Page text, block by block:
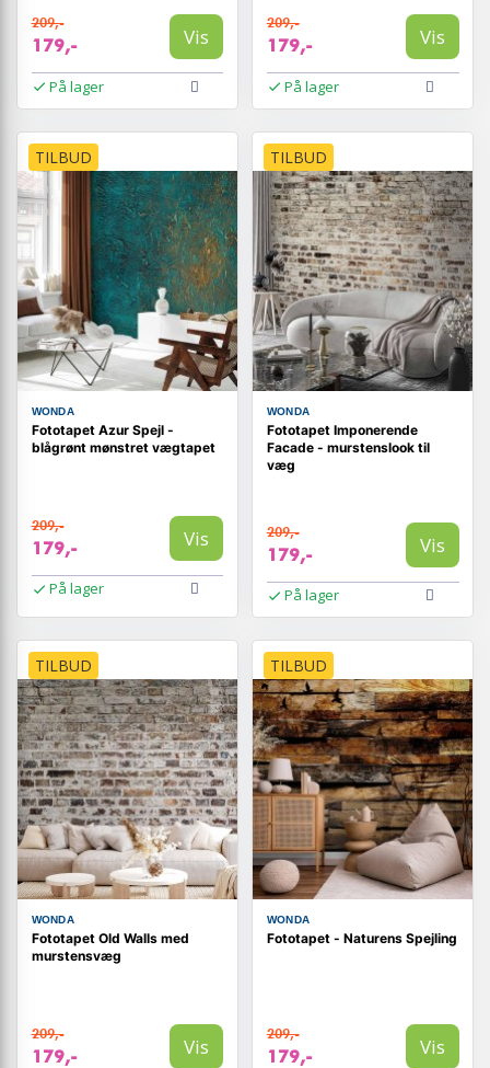
209,-
179,- Vis
På lager
209,-
179,- Vis
På lager
TILBUD
WONDA
Fototapet Azur Spejl -
blågrønt mønstret vægtapet
209,-
179,- Vis
På lager
TILBUD
WONDA
Fototapet Imponerende
Facade - murstenslook til
væg
209,-
179,- Vis
På lager
TILBUD
WONDA
Fototapet Old Walls med
murstensvæg
209,-
179,- Vis
TILBUD
WONDA
Fototapet - Naturens Spejling
209,-
179,- Vis